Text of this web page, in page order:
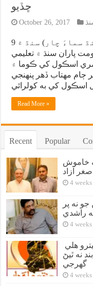
ڇڏيو
October 26, 2017
خانپور مهر( خاص نمائندو سنڌ سماءَ چار) سنڌ ۾ 9
پاران سنڌ ۾ تعليمي
اسڪول کي ڪوما ۾
ڄام مهتاب ڏهر پنهنجي
Read More »
Recent Popular
خاموش
آزاد
4 weeks
نه پر
راشدي
4 weeks
نه ٿيڻ
گهرجي
4 weeks